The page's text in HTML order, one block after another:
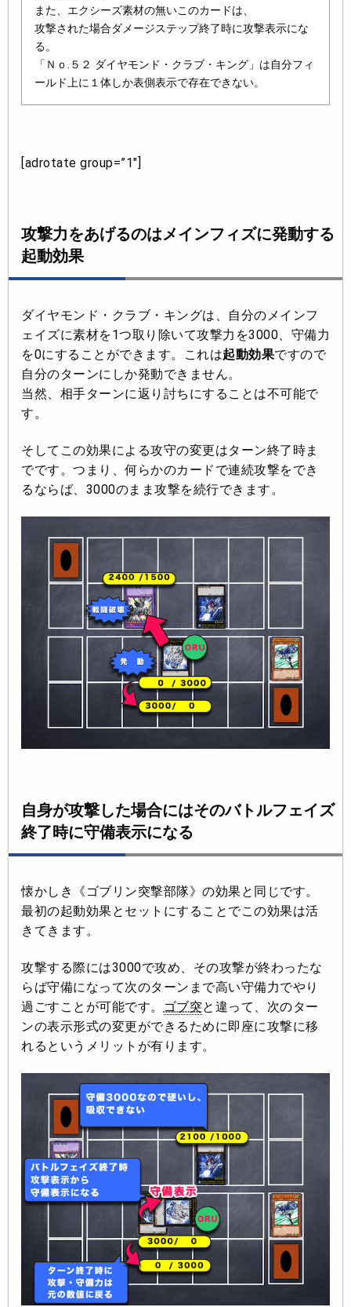
また、エクシーズ素材の無いこのカードは、
攻撃された場合ダメージステップ終了時に攻撃表示にな
る。
「Ｎｏ.５２ ダイヤモンド・クラブ・キング」は自分フィ
ールド上に１体しか表側表示で存在できない。
[adrotate group=”1″]
攻撃力をあげるのはメインフィズに発動する
起動効果
ダイヤモンド・クラブ・キングは、自分のメインフ
ェイズに素材を1つ取り除いて攻撃力を3000、守備力
を0にすることができます。これは起動効果ですので
自分のターンにしか発動できません。
当然、相手ターンに返り討ちにすることは不可能で
す。
そしてこの効果による攻守の変更はターン終了時ま
でです。つまり、何らかのカードで連続攻撃をでき
るならば、3000のまま攻撃を続行できます。
自身が攻撃した場合にはそのバトルフェイズ
終了時に守備表示になる
懐かしき《ゴブリン突撃部隊》の効果と同じです。
最初の起動効果とセットにすることでこの効果は活
きてきます。
攻撃する際には3000で攻め、その攻撃が終わったな
らば守備になって次のターンまで高い守備力でやり
過ごすことが可能です。
ゴブ突と違って、次のター
ンの表示形式の変更ができるために即座に攻撃に移
れるというメリットが有ります。